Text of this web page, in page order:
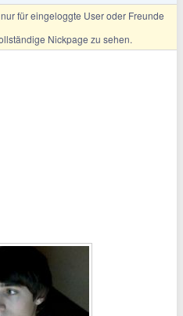
für eingeloggte User oder Freunde
Nickpage zu sehen.